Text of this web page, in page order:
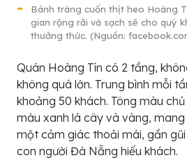
Bánh tráng cuốn thịt heo Hoàng
gian rộng rãi và sạch sẽ cho quý
thưởng thức. (Nguồn:
Quán Hoàng Tín có 2 tầng,
không quá lớn. Trung bình mỗi
khoảng 50 khách. Tông màu
màu xanh lá cây và vàng,
một cảm giác thoải mái, gần
con người Đà Nẵng hiếu khách.